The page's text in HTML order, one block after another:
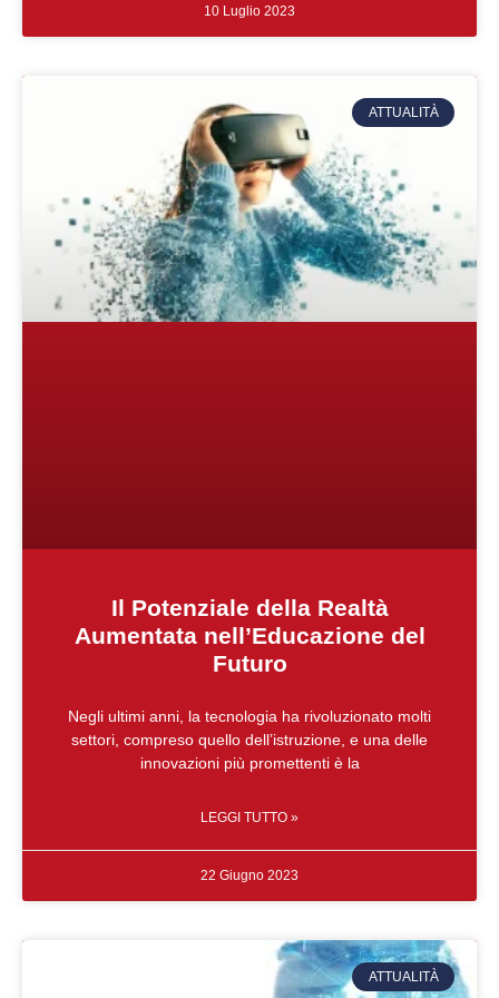
10 Luglio 2023
ATTUALITÀ
Il Potenziale della Realtà
Aumentata nell’Educazione del
Futuro
Negli ultimi anni, la tecnologia ha rivoluzionato molti
settori, compreso quello dell’istruzione, e una delle
innovazioni più promettenti è la
LEGGI TUTTO »
22 Giugno 2023
ATTUALITÀ